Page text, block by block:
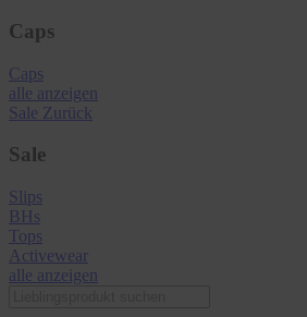
Caps
Caps
alle anzeigen
Sale Zurück
Sale
Slips
BHs
Tops
Activewear
alle anzeigen